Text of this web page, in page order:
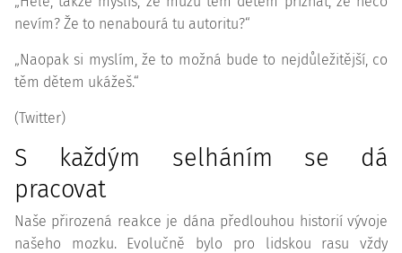
nevím? Že to nenabourá tu autoritu?“
„Naopak si myslím, že to možná bude to nejdůležitější, co
těm dětem ukážeš.“
(Twitter)
S každým selháním se dá
pracovat
Naše přirozená reakce je dána předlouhou historií vývoje
našeho mozku. Evolučně bylo pro lidskou rasu vždy